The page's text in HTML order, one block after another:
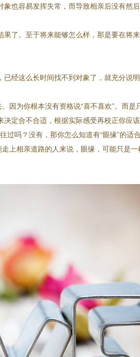
也容易发挥失常，而导致相亲后没有然
了。至于将来能够怎么样，那是要在将来
经这么长时间找不到对象了，就充分说
因为你根本没有资格说“喜不喜欢”。而是
定合不合适，根据实际感受再校正你应
过吗？没有，那你怎么知道有“眼缘”的适
上相亲道路的人来说，眼缘，可能只是一